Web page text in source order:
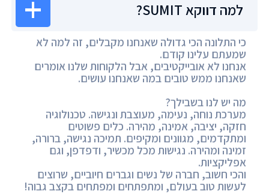
למה דווקא SUMIT?
כי התלונה הכי גדולה שאנחנו מקבלים, זה למה לא
שמעתם עלינו קודם.
אנחנו לא אובייקטיבים, אבל הלקוחות שלנו אומרים
שאנחנו ממש טובים במה שאנחנו עושים.
מה יש לנו בשבילך?
מערכת נוחה, נעימה, מעוצבת ונגישה. טכנולוגיה
חזקה, יציבה, אמינה, מהירה. כלים פשוטים
ומתקדמים, מגוונים ומקיפים. תמיכה נגישה, ברורה,
זמינה ומהירה. נגישות מכל מכשיר, ודפדפן, וגם
אפליקציות.
והכי חשוב, חברה של נשים וגברים חיוביים, שרוצים
לעשות טוב בעולם, ומתפתחים ומפתחים בקצב גבוה!